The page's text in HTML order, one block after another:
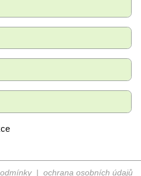
|ochrana osobních údajů